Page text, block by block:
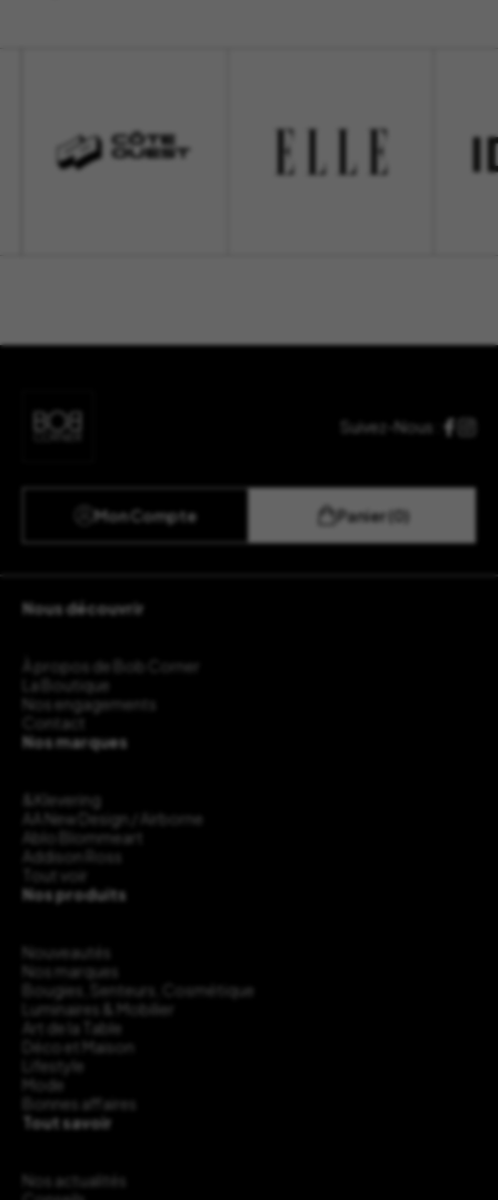
Suivez-Nous :
Mon Compte Panier (0)
Nous découvrir
À propos de Bob Corner
La Boutique
Nos engagements
Contact
Nos marques
&Klevering
AA New Design / Airborne
Ablo Blommeart
Addison Ross
Tout voir
Nos produits
Nouveautés
Nos marques
Bougies, Senteurs, Cosmétique
Luminaires & Mobilier
Art de la Table
Déco et Maison
Lifestyle
Mode
Bonnes affaires
Tout savoir
Nos actualités